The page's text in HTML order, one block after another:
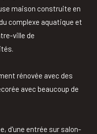
maison construite en
complexe aquatique et
ville de
rénovée avec des
avec beaucoup de
d'une entrée sur salon-